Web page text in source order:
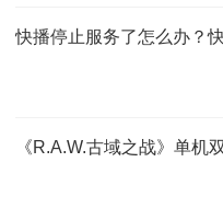
快播停止服务了怎么办？
《R.A.W.古域之战》单机